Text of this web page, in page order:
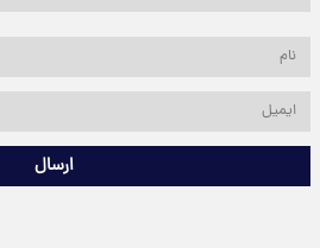
ارسال